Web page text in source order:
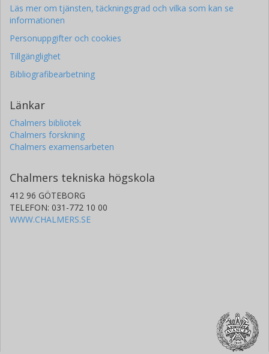
Läs mer om tjänsten, täckningsgrad och vilka som kan se
informationen
Personuppgifter och cookies
Tillgänglighet
Bibliografibearbetning
Länkar
Chalmers bibliotek
Chalmers forskning
Chalmers examensarbeten
Chalmers tekniska högskola
412 96 GÖTEBORG
TELEFON: 031-772 10 00
WWW.CHALMERS.SE